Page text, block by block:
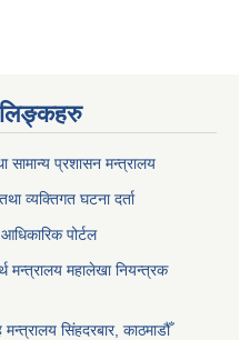
लिङ्कहरु
सामान्य प्रशासन मन्त्रालय
व्यक्तिगत घटना दर्ता
पोर्टल
मन्त्रालय महालेखा नियन्त्रक
सिंहदरबार, काठमाडौँ